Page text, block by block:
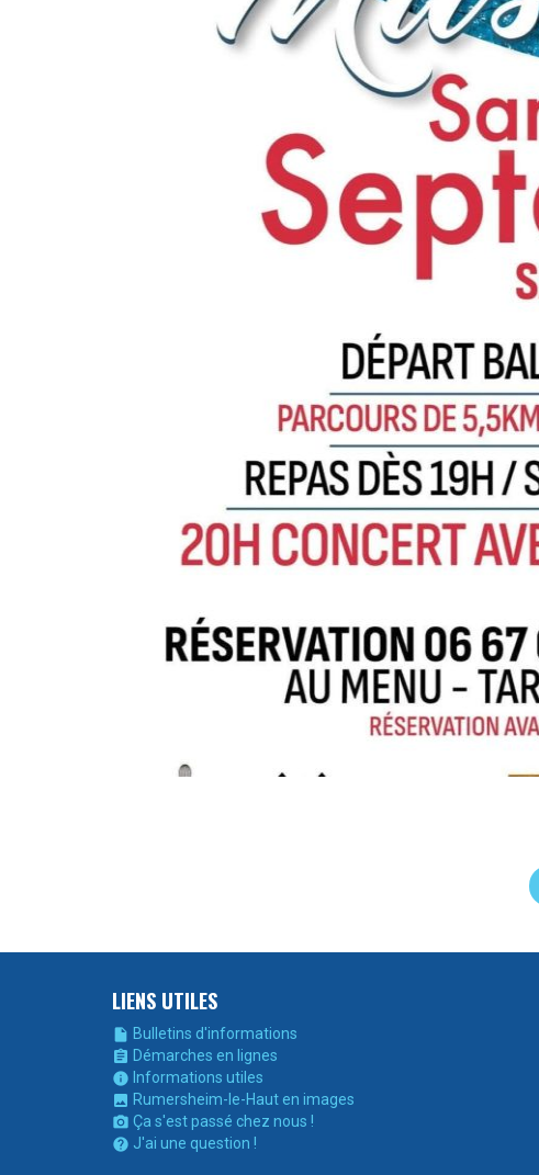
LIENS UTILES
 Bulletins d'informations
 Démarches en lignes
 Informations utiles
 Rumersheim-le-Haut en images
 Ça s'est passé chez nous !
 J'ai une question !